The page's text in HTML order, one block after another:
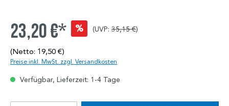
23,20 €* % (UVP: 35,15 €)
(Netto: 19,50 €)
Preise inkl. MwSt. zzgl. Versandkosten
Verfügbar, Lieferzeit: 1-4 Tage